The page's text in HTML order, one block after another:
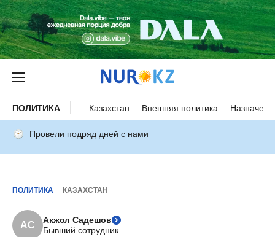
ПОЛИТИКА Казахстан Внешняя политика
Провели подряд дней с нами
ПОЛИТИКА КАЗАХСТАН
АС
Акжол Садешов
Бывший сотрудник